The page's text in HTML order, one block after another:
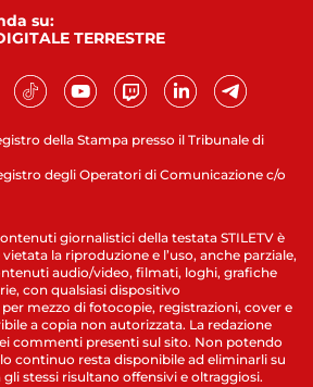
della Stampa presso il Tribunale di
degli Operatori di Comunicazione c/o
su:
TERRESTRE
giornalistici della testata STILETV è
la riproduzione e l’uso, anche parziale,
audio/video, filmati, loghi, grafiche
con qualsiasi dispositivo
mezzo di fotocopie, registrazioni, cover e
a copia non autorizzata. La redazione
commenti presenti sul sito. Non potendo
continuo resta disponibile ad eliminarli su
stessi risultano offensivi e oltraggiosi.